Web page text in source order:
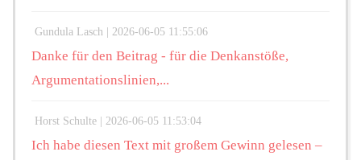
Gundula Lasch | 2026-06-05 11:55:06
Danke für den Beitrag - für die Denkanstöße,
Argumentationslinien,...
Horst Schulte | 2026-06-05 11:53:04
Ich habe diesen Text mit großem Gewinn gelesen –